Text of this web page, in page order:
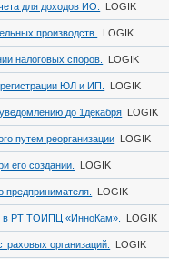
для доходов ИО. LOGIK
производств. LOGIK
налоговых споров. LOGIK
ЮЛ и ИП. LOGIK
до 1декабря LOGIK
путем реорганизации LOGIK
его создании. LOGIK
предпринимателя. LOGIK
в РТ ТОИПЦ «ИнноКам». LOGIK
организаций. LOGIK